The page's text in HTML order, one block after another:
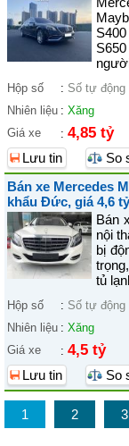
Hộp số : Số tự động
Nhiên liệu : Xăng
Giá xe
: 4,85 tỷ
Lưu tin
So
Bán xe Mercedes
khẩu Đức, giá 4,6 tỷ
Bán
nội
bị
tủ
Hộp số : Số tự động
Nhiên liệu : Xăng
Giá xe
: 4,5 tỷ
Lưu tin So
1 2 3